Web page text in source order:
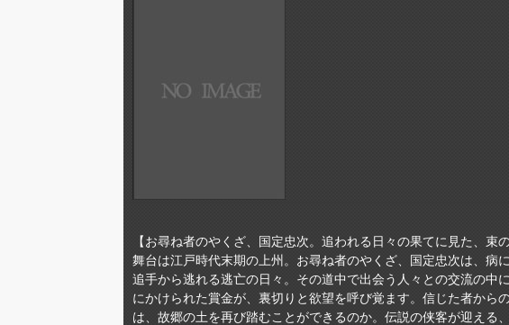
【お尋ね者のやくざ、国定忠次。追われる日々の果てに見た、束
舞台は江戸時代末期の上州。お尋ね者のやくざ、国定忠次は、病
追手から逃れる逃亡の日々。その道中で出会う人々との交流の中
にかけられた賞金が、裏切りと欲望を呼び覚ます。信じた者から
は、故郷の土を再び踏むことができるのか。伝説の侠客が迎える